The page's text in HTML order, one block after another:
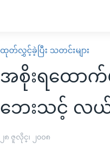
ထုတ်လွှင့်ခဲ့ပြီး သတင်းများ
အစိုးရထောက်
ဘေးသင့် လ
၂၈ ဇူလိုင္၊ ၂၀၀၈